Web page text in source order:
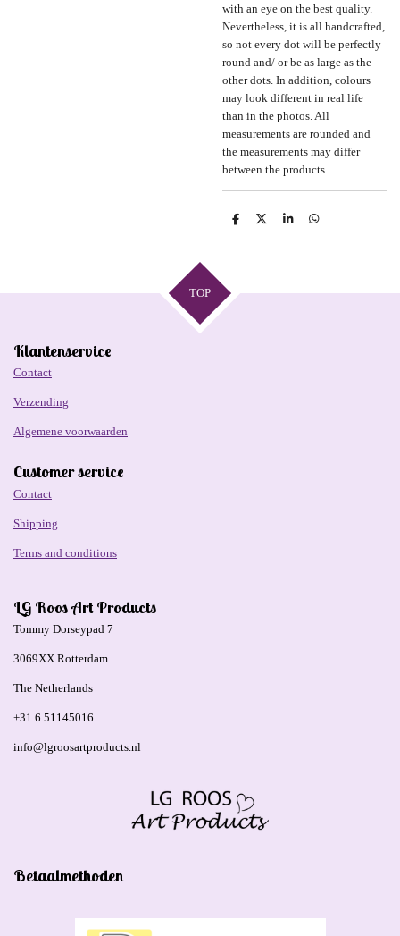
with an eye on the best quality.
Nevertheless, it is all handcrafted,
so not every dot will be perfectly
round and/ or be as large as the
other dots. In addition, colours
may look different in real life
than in the photos. All
measurements are rounded and
the measurements may differ
between the products.
D
D
S
D
TOP
Klantenservice
Contact
Verzending
Algemene voorwaarden
Customer service
Contact
Shipping
Terms and conditions
LG Roos Art Products
Tommy Dorseypad 7
3069XX Rotterdam
The Netherlands
+31 6 51145016
info@lgroosartproducts.nl
Betaalmethoden